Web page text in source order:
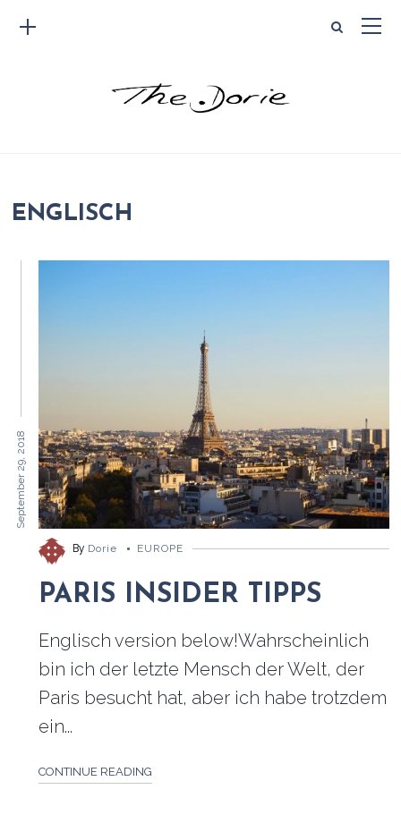
ENGLISCH
September 29, 2018
By Dorie EUROPE
PARIS INSIDER TIPPS
Englisch version below!Wahrscheinlich
bin ich der letzte Mensch der Welt, der
Paris besucht hat, aber ich habe trotzdem
ein...
CONTINUE READING